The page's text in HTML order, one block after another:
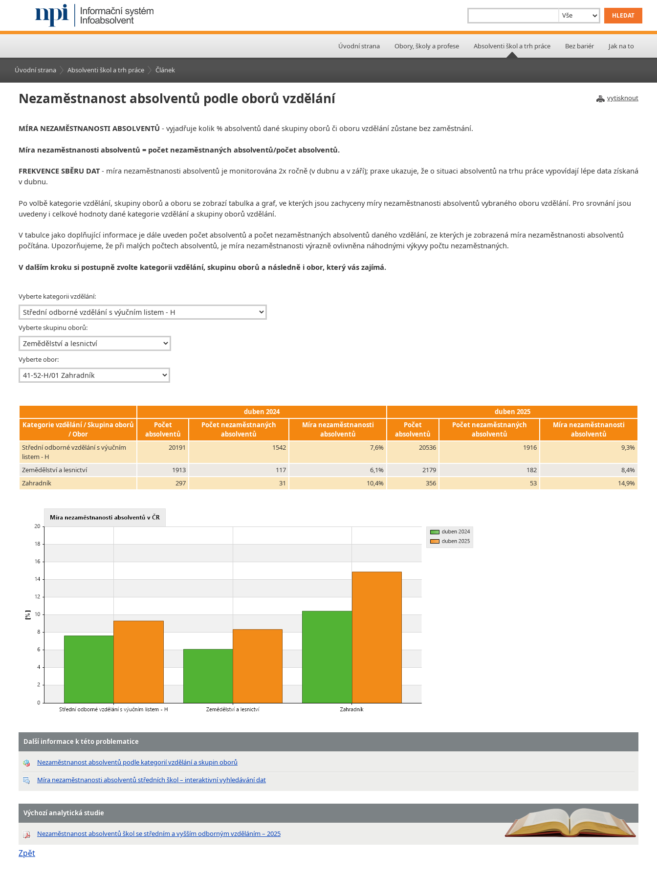
Úvodní strana Obory, školy a profese Absolventi škol a trh práce Bez bariér Jak na to
Úvodní strana Absolventi škol a trh práce Článek
vytisknout
Nezaměstnanost absolventů podle oborů vzdělání
MÍRA NEZAMĚSTNANOSTI ABSOLVENTŮ - vyjadřuje kolik % absolventů dané skupiny oborů či oboru vzdělání zůstane bez zaměstnání.
Míra nezaměstnanosti absolventů = počet nezaměstnaných absolventů/počet absolventů.
FREKVENCE SBĚRU DAT- míra nezaměstnanosti absolventů je monitorována 2x ročně (v dubnu a v září); praxe ukazuje, že o situaci absolventů na trhu práce vypovídají lépe data získaná
v dubnu.
Po volbě kategorie vzdělání, skupiny oborů a oboru se zobrazí tabulka a graf, ve kterých jsou zachyceny míry nezaměstnanosti absolventů vybraného oboru vzdělání. Pro srovnání jsou
uvedeny i celkové hodnoty dané kategorie vzdělání a skupiny oborů vzdělání.
V tabulce jako doplňující informace je dále uveden počet absolventů a počet nezaměstnaných absolventů daného vzdělání, ze kterých je zobrazená míra nezaměstnanosti absolventů
počítána. Upozorňujeme, že při malých počtech absolventů, je míra nezaměstnanosti výrazně ovlivněna náhodnými výkyvy počtu nezaměstnaných.
V dalším kroku si postupně zvolte kategorii vzdělání, skupinu oborů a následně i obor, který vás zajímá.
Vyberte kategorii vzdělání:
Vyberte skupinu oborů:
Vyberte obor:
duben 2024
duben 2025
Kategorie vzdělání / Skupina oborů
/ Obor
Počet
absolventů
Počet nezaměstnaných
absolventů
Míra nezaměstnanosti
absolventů
Počet
absolventů
Počet nezaměstnaných
absolventů
Míra nezaměstnanosti
absolventů
Střední odborné vzdělání s výučním
listem - H
20191 1542 7,6% 20536 1916 9,3%
Zemědělství a lesnictví 1913 117 6,1% 2179 182
8,4%
Zahradník
297 31 10,4% 356 53 14,9%
Další informace k této problematice
Nezaměstnanost absolventů podle kategorií vzdělání a skupin oborů
Míra nezaměstnanosti absolventů středních škol – interaktivní vyhledávání dat
Výchozí analytická studie
Nezaměstnanost absolventů škol se středním a vyšším odborným vzděláním – 2025
Zpět